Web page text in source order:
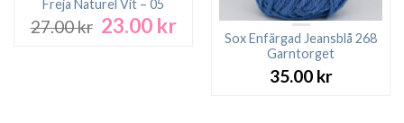
Freja Naturel Vit – 05
27.00kr Det
23.00 krDet
nuvarandeSox Enfärgad Jeansblå 268
Garntorget
35.00 kr